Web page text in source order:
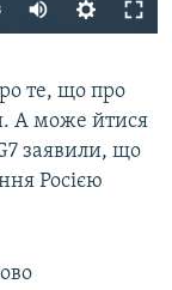
те, що про
А може йтися
заявили, що
Росією